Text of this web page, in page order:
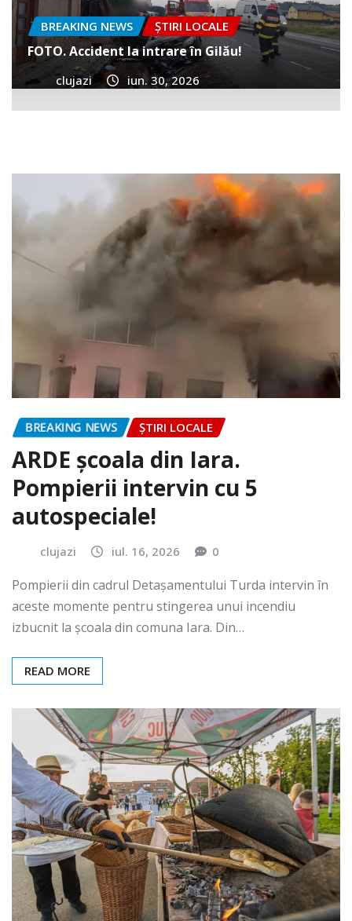
BREAKING NEWS ȘTIRI LOCALE
FOTO. Accident la intrare în Gilău!
clujazi iun. 30, 2026
BREAKING NEWS ȘTIRI LOCALE
ARDE școala din Iara.
Pompierii intervin cu 5
autospeciale!
clujazi iul. 16, 2026 0
Pompierii din cadrul Detașamentului Turda intervin în
aceste momente pentru stingerea unui incendiu
izbucnit la școala din comuna Iara. Din…
READ MORE